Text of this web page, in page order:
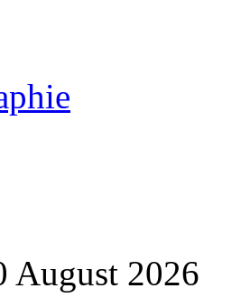
August 2026